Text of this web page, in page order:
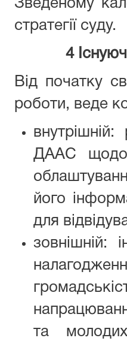
Зведеному
стратегії суду.
4
Від початку
роботи, веде
ДААС щодо
його
для
зовнішній:
та